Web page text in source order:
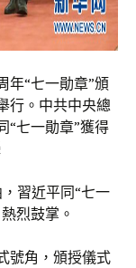
“七一勛章”頒
行。中共中央總
“七一勛章”獲得
習近平同“七一
烈鼓掌。
角，頒授儀式